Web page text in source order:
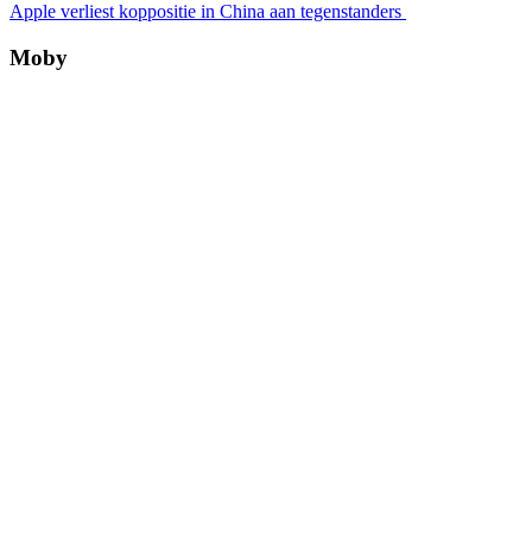
Apple verliest koppositie in China aan tegenstanders
Moby